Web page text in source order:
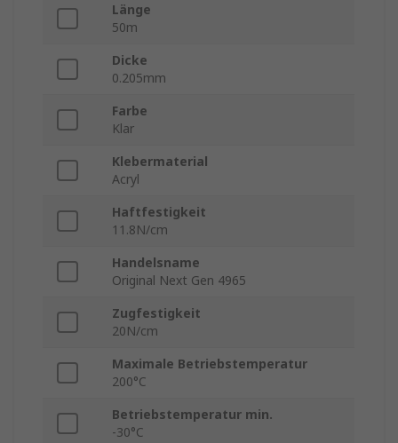
Länge
50m
Dicke
0.205mm
Farbe
Klar
Klebermaterial
Acryl
Haftfestigkeit
11.8N/cm
Handelsname
Original Next Gen 4965
Zugfestigkeit
20N/cm
Maximale Betriebstemperatur
200°C
Betriebstemperatur min.
-30°C